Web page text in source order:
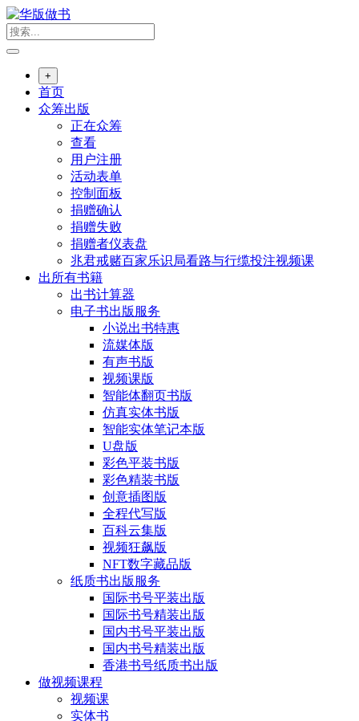
跳
转
到
+
首页
众筹出版
正在众筹
查看
用户注册
活动表单
控制面板
捐赠确认
捐赠失败
捐赠者仪表盘
兆君戒赌百家乐识局看路与行缆投注视频课
出所有书籍
出书计算器
电子书出版服务
小说出书特惠
流媒体版
有声书版
视频课版
智能体翻页书版
仿真实体书版
智能实体笔记本版
U盘版
彩色平装书版
彩色精装书版
创意插图版
全程代写版
百科云集版
视频狂飙版
NFT数字藏品版
纸质书出版服务
国际书号平装出版
国际书号精装出版
国内书号平装出版
国内书号精装出版
香港书号纸质书出版
做视频课程
视频课
实体书